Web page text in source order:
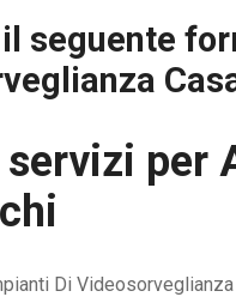
seguente
per